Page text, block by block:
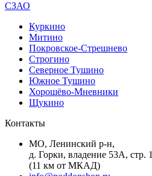
СЗАО
Куркино
Митино
Покровское-Стрешнево
Строгино
Северное Тушино
Южное Тушино
Хорошёво-Мневники
Щукино
Контакты
МО, Ленинский р-н,
д. Горки, владение 53А, стр. 1
(11 км от МКАД)